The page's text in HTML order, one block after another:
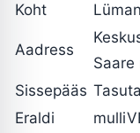
Koht
Aadress
Saare
Sissepääs Tasuta
Eraldi